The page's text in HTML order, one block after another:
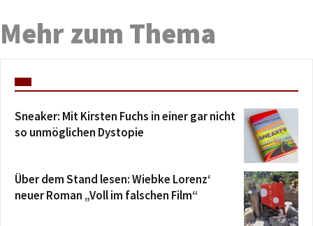
Mehr zum Thema
Sneaker: Mit Kirsten Fuchs in einer gar nicht
so unmöglichen Dystopie
Über dem Stand lesen: Wiebke Lorenz‘
neuer Roman „Voll im falschen Film“